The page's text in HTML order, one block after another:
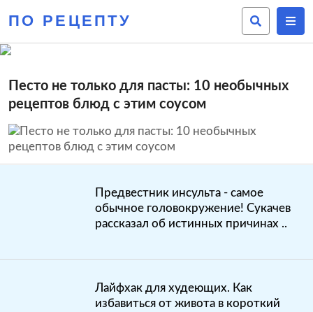
ПО РЕЦЕПТУ
Песто не только для пасты: 10 необычных
рецептов блюд с этим соусом
Предвестник инсульта - самое
обычное головокружение! Сукачев
рассказал об истинных причинах ..
Лайфхак для худеющих. Как
избавиться от живота в короткий